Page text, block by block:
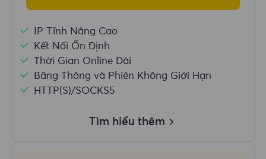
IP Tĩnh Nâng Cao
Kết Nối Ổn Định
Thời Gian Online Dài
Băng Thông và Phiên Không Giới Hạn
HTTP(S)/SOCKS5
Tìm hiểu thêm